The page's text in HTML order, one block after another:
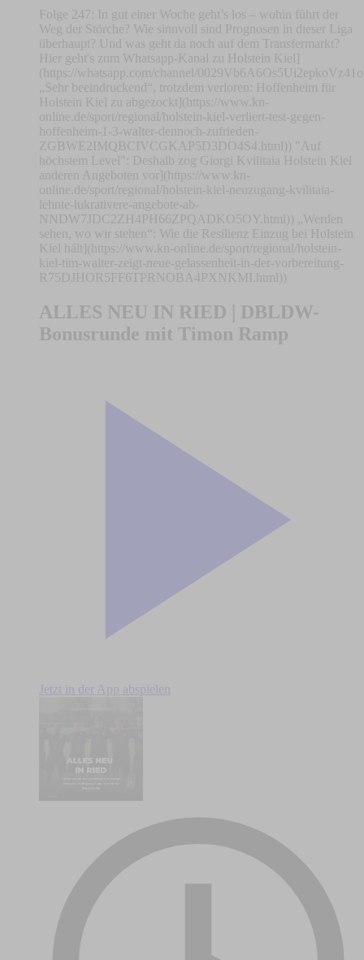
Folge 247: In gut einer Woche geht’s los – wohin führt der
Weg der Störche? Wie sinnvoll sind Prognosen in dieser Liga
überhaupt? Und was geht da noch auf dem Transfermarkt?
Hier geht's zum Whatsapp-Kanal zu Holstein Kiel]
(https://whatsapp.com/channel/
„Sehr beeindruckend“, trotzdem verloren: Hoffenheim für
Holstein Kiel zu abgezockt](https://www.kn-
online.de/sport/regional/holstein-kiel-verliert-test-gegen-
hoffenheim-1-3-walter-dennoch-zufrieden-
ZGBWE2IMQBCIVCGKAP5D3DO4S4.html)) "Auf
höchstem Level": Deshalb zog Giorgi Kvilitaia Holstein Kiel
anderen Angeboten vor](https://www.kn-
online.de/sport/regional/holstein-kiel-neuzugang-kvilitaia-
lehnte-lukrativere-angebote-ab-
NNDW7JDC2ZH4PH66ZPQADKO5OY.html)) „Werden
sehen, wo wir stehen“: Wie die Resilienz Einzug bei Holstein
Kiel hält](https://www.kn-online.de/sport/regional/holstein-
kiel-tim-walter-zeigt-neue-gelassenheit-in-der-vorbereitung-
R75DJHOR5FF6TPRNOBA4PXNKMI.html))
ALLES NEU IN RIED | DBLDW-
Bonusrunde mit Timon Ramp
Jetzt in der App abspielen